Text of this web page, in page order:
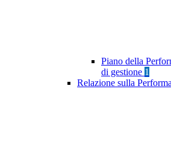
Piano della
di gestione 1
Relazione sulla